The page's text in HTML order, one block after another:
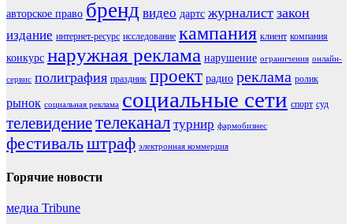
авторское право бренд видео дартс журналист закон
издание интернет-ресурс исследование кампания клиент компания
конкурс наружная реклама нарушение ограничения онлайн-
сервис полиграфия праздник проект радио реклама ролик
рынок социальная реклама социальные сети спорт суд
телевидениетелеканал турнир фармобизнес
фестивальштраф электронная коммерция
Горячие новости
медиа Tribune